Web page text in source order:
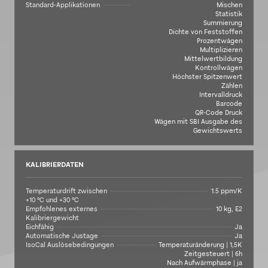
Standard-Applikationen
Mischen
Statistik
Summierung
Dichte von Feststoffen
Prozentwägen
Multiplizieren
Mittelwertbildung
Kontrollwägen
Höchster Spitzenwert
Zählen
Intervalldruck
Barcode
QR-Code Druck
Wägen mit SBI Ausgabe des
Gewichtswerts
KALIBRIERDATEN
Temperaturdrift zwischen
+10 °C und +30 °C
1.5 ppm/K
Empfohlenes externes
Kalibriergewicht
10 kg, E2
Eichfähig
Ja
Automatische Justage
Ja
IsoCal Auslösebedingungen
Temperaturänderung | 1,5K
Zeitgesteuert | 6h
Nach Aufwärmphase | ja